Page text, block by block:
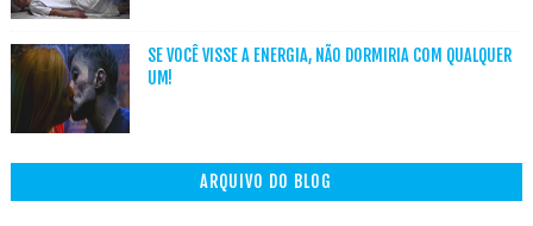
SE VOCÊ VISSE A ENERGIA, NÃO DORMIRIA COM QUALQUER
UM!
ARQUIVO DO BLOG